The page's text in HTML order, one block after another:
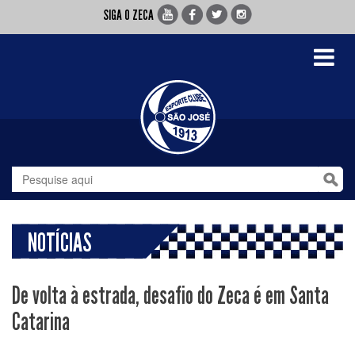
SIGA O ZECA
Toggle
NOTÍCIAS
De volta à estrada, desafio do Zeca é em Santa
Catarina